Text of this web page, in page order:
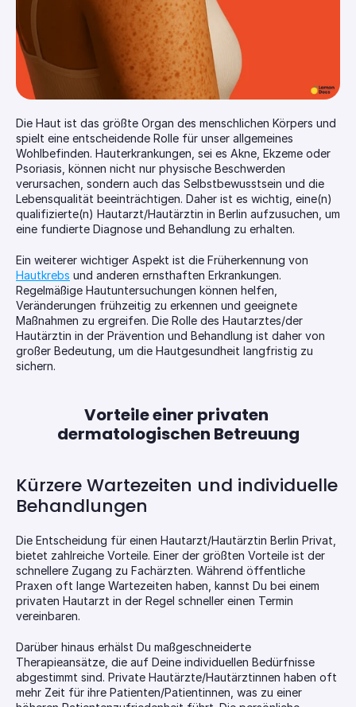
Die Haut ist das größte Organ des menschlichen Körpers und
spielt eine entscheidende Rolle für unser allgemeines
Wohlbefinden. Hauterkrankungen, sei es Akne, Ekzeme oder
Psoriasis, können nicht nur physische Beschwerden
verursachen, sondern auch das Selbstbewusstsein und die
Lebensqualität beeinträchtigen. Daher ist es wichtig, eine(n)
qualifizierte(n) Hautarzt/Hautärztin in Berlin aufzusuchen, um
eine fundierte Diagnose und Behandlung zu erhalten.
Hautkrebs und anderen ernsthaften Erkrankungen.
Regelmäßige Hautuntersuchungen können helfen,
Veränderungen frühzeitig zu erkennen und geeignete
Maßnahmen zu ergreifen. Die Rolle des Hautarztes/der
Hautärztin in der Prävention und Behandlung ist daher von
großer Bedeutung, um die Hautgesundheit langfristig zu
sichern.
Vorteile einer privaten
dermatologischen Betreuung
Kürzere Wartezeiten und individuelle
Behandlungen
Die Entscheidung für einen Hautarzt/Hautärztin Berlin Privat,
bietet zahlreiche Vorteile. Einer der größten Vorteile ist der
schnellere Zugang zu Fachärzten. Während öffentliche
Praxen oft lange Wartezeiten haben, kannst Du bei einem
privaten Hautarzt in der Regel schneller einen Termin
vereinbaren.
Darüber hinaus erhälst Du maßgeschneiderte
Therapieansätze, die auf Deine individuellen Bedürfnisse
abgestimmt sind. Private Hautärzte/Hautärztinnen haben oft
mehr Zeit für ihre Patienten/Patientinnen, was zu einer